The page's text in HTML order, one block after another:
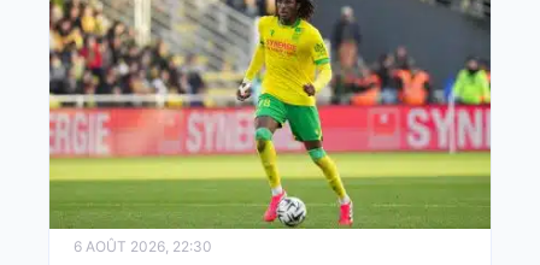
6 AOÛT 2026, 22:30